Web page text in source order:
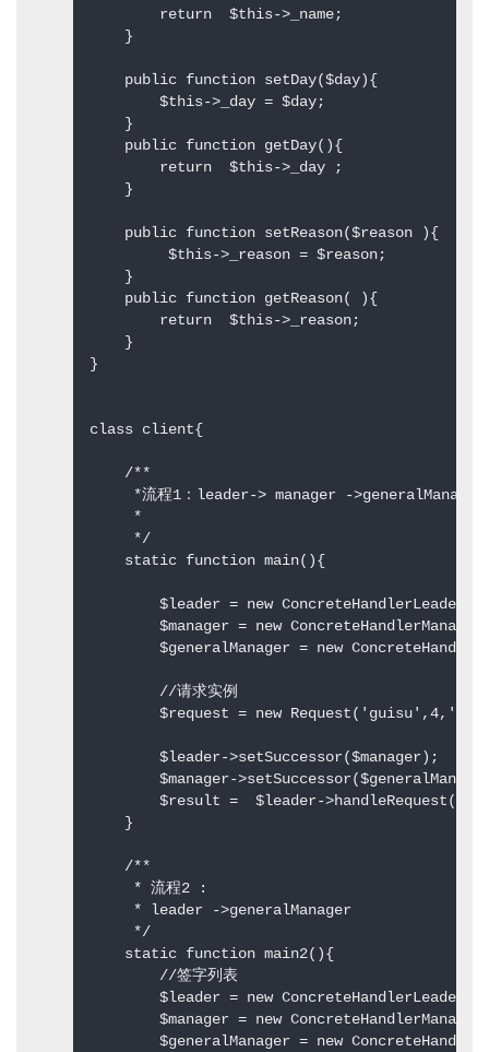
return  $this->_name;
}
public function setDay($day){
$this->_day = $day;
}
public function getDay(){
return  $this->_day ;
}
public function setReason($reason ){
$this->_reason = $reason;
}
public function getReason( ){
return  $this->_reason;
}
}
class client{
/**
*流程1：leader-> manager -
*
*/
static function main(){
$leader = new
$manager = new
$generalManager = new
//请求实例
$request = new Request('guisu',4,'
$leader->setSuccessor($manager);
$manager-
$result =  $leader-
}
/**
* 流程2 :
* leader ->generalManager
*/
static function main2(){
//签字列表
$leader = new
$manager = new
$generalManager = new